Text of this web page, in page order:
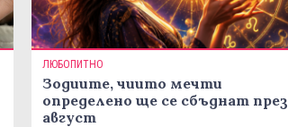
ЛЮБОПИТНО
Зодиите, чиито мечти
определено ще се сбъднат през
август